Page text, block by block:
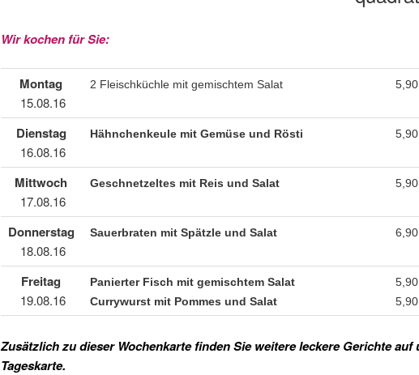
Wir kochen für Sie:
Montag
15.08.16
2 Fleischküchle mit gemischtem Salat 5,90
Dienstag
16.08.16
Hähnchenkeule mit Gemüse und Rösti 5,90
Mittwoch
17.08.16
Geschnetzeltes mit Reis und Salat 5,90
Donnerstag
18.08.16
Sauerbraten mit Spätzle und Salat 6,90
Freitag
19.08.16
Panierter Fisch mit gemischtem Salat
Currywurst mit Pommes und Salat
5,90
5,90
Zusätzlich zu dieser Wochenkarte finden Sie weitere leckere Gerichte auf
Tageskarte.